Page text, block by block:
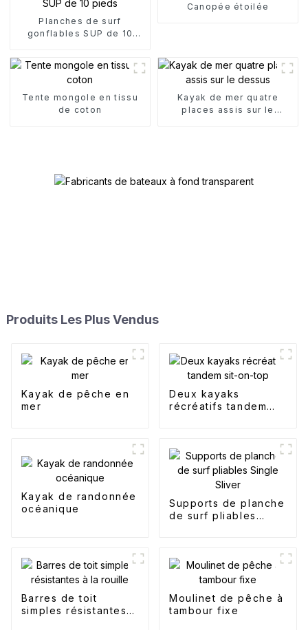
Planches de surf
gonflables SUP de 10
Canopée étoilée
Tente mongole en tissu
de coton
Kayak de mer quatre
places assis sur le
Produits Les Plus Vendus
Kayak de pêche en
mer
Deux kayaks
récréatifs tandem
Kayak de randonnée
océanique
Supports de planche
de surf pliables
Barres de toit
simples résistantes à
Moulinet de pêche à
tambour fixe